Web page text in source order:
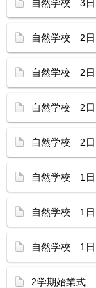
自然学校 3
自然学校 2
自然学校 2
自然学校 2
自然学校 2
自然学校 1
自然学校 1
自然学校 1日
2学期始業式